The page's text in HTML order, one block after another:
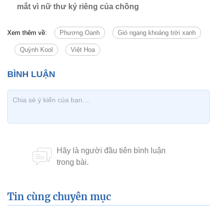
mắt vì nữ thư ký riêng của chồng
Xem thêm về: Phương Oanh Gió ngang khoảng trời xanh
Quỳnh Kool Việt Hoa
Tin cùng chuyên mục